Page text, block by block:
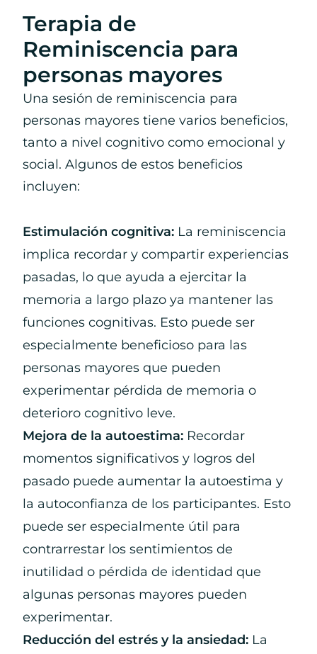
Terapia de
Reminiscencia para
personas mayores
Una sesión de reminiscencia para
personas mayores tiene varios beneficios,
tanto a nivel cognitivo como emocional y
social. Algunos de estos beneficios
incluyen:
Estimulación cognitiva: La reminiscencia
implica recordar y compartir experiencias
pasadas, lo que ayuda a ejercitar la
memoria a largo plazo ya mantener las
funciones cognitivas. Esto puede ser
especialmente beneficioso para las
personas mayores que pueden
experimentar pérdida de memoria o
deterioro cognitivo leve.
Mejora de la autoestima: Recordar
momentos significativos y logros del
pasado puede aumentar la autoestima y
la autoconfianza de los participantes. Esto
puede ser especialmente útil para
contrarrestar los sentimientos de
inutilidad o pérdida de identidad que
algunas personas mayores pueden
experimentar.
Reducción del estrés y la ansiedad: La